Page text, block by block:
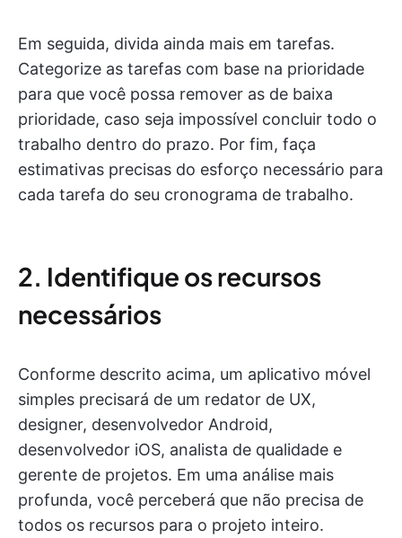
Em seguida, divida ainda mais em tarefas.
Categorize as tarefas com base na prioridade
para que você possa remover as de baixa
prioridade, caso seja impossível concluir todo o
trabalho dentro do prazo. Por fim, faça
estimativas precisas do esforço necessário para
cada tarefa do seu cronograma de trabalho.
2. Identifique os recursos
necessários
Conforme descrito acima, um aplicativo móvel
simples precisará de um redator de UX,
designer, desenvolvedor Android,
desenvolvedor iOS, analista de qualidade e
gerente de projetos. Em uma análise mais
profunda, você perceberá que não precisa de
todos os recursos para o projeto inteiro.